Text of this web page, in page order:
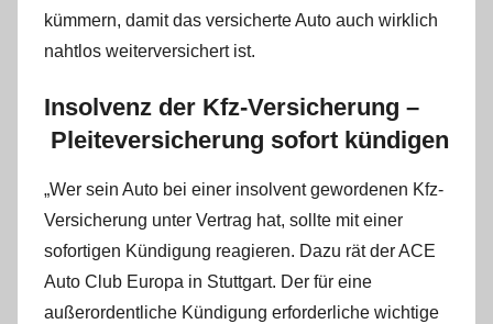
kümmern, damit das versicherte Auto auch wirklich
nahtlos weiterversichert ist.
Insolvenz der Kfz-Versicherung –
Pleiteversicherung sofort kündigen
„Wer sein Auto bei einer insolvent gewordenen Kfz-
Versicherung unter Vertrag hat, sollte mit einer
sofortigen Kündigung reagieren. Dazu rät der ACE
Auto Club Europa in Stuttgart. Der für eine
außerordentliche Kündigung erforderliche wichtige